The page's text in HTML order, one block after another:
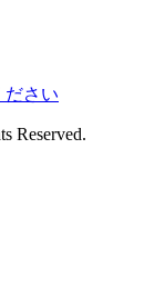
ださい
Reserved.